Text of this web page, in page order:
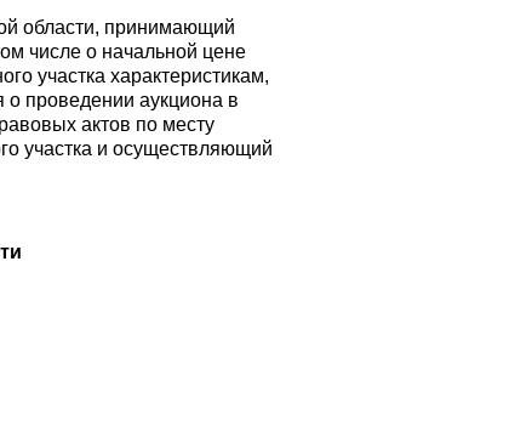
области, принимающий
числе о начальной цене
участка характеристикам,
проведении аукциона в
актов по месту
участка и осуществляющий